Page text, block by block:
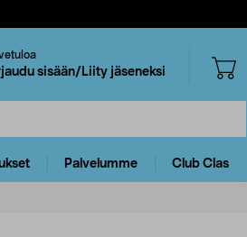
sisään/Liity jäseneksi
Palvelumme Club Clas